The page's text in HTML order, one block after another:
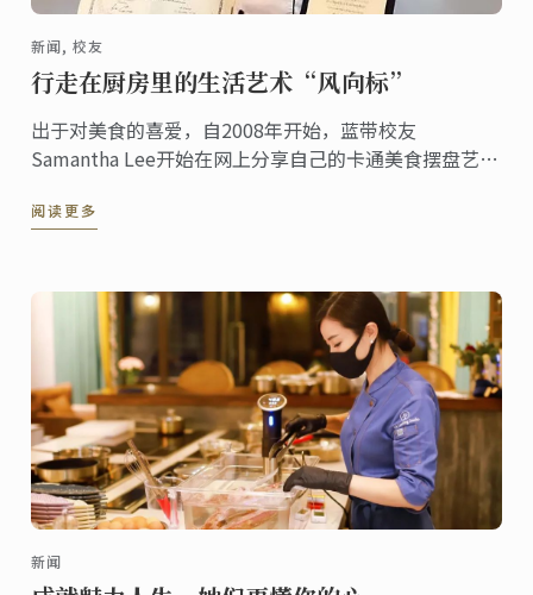
新闻, 校友
行走在厨房里的生活艺术“风向标”
出于对美食的喜爱，自2008年开始，蓝带校友
Samantha Lee开始在网上分享自己的卡通美食摆盘艺
阅读更多
新闻